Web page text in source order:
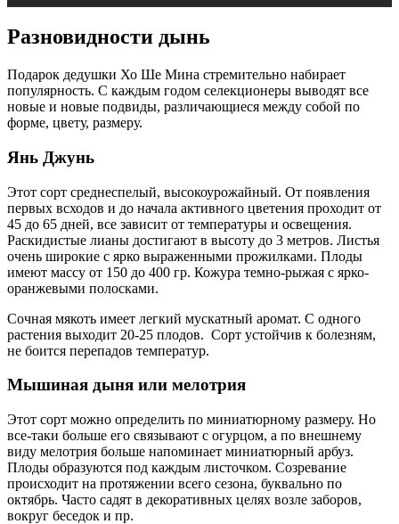
Разновидности дынь
Подарок дедушки Хо Ше Мина стремительно набирает
популярность. С каждым годом селекционеры выводят все
новые и новые подвиды, различающиеся между собой по
форме, цвету, размеру.
Янь Джунь
Этот сорт среднеспелый, высокоурожайный. От появления
первых всходов и до начала активного цветения проходит от
45 до 65 дней, все зависит от температуры и освещения.
Раскидистые лианы достигают в высоту до 3 метров. Листья
очень широкие с ярко выраженными прожилками. Плоды
имеют массу от 150 до 400 гр. Кожура темно-рыжая с ярко-
оранжевыми полосками.
Сочная мякоть имеет легкий мускатный аромат. С одного
растения выходит 20-25 плодов. Сорт устойчив к болезням,
не боится перепадов температур.
Мышиная дыня или мелотрия
Этот сорт можно определить по миниатюрному размеру. Но
все-таки больше его связывают с огурцом, а по внешнему
виду мелотрия больше напоминает миниатюрный арбуз.
Плоды образуются под каждым листочком. Созревание
происходит на протяжении всего сезона, буквально по
октябрь. Часто садят в декоративных целях возле заборов,
вокруг беседок и пр.